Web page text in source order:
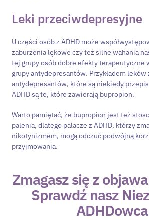
Leki przeciwdepresyjne
U części osób z ADHD może
zaburzenia lękowe czy też silne wahania
tej grupy osób dobre efekty terapeutyczne
grupy antydepresantów. Przykładem leków
antydepresantów, które są niekiedy
ADHD są te, które zawierają bupropion.
Warto pamiętać, że bupropion jest też
palenia, dlatego palacze z ADHD, którzy
nikotynizmem, mogą odczuć podwójną
przyjmowania.
Zmagasz się z
Sprawdź nasz
ADHDowca